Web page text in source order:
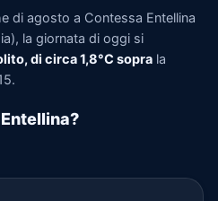
di agosto a Contessa Entellina
la giornata di oggi si
di circa 1,8°C sopra la